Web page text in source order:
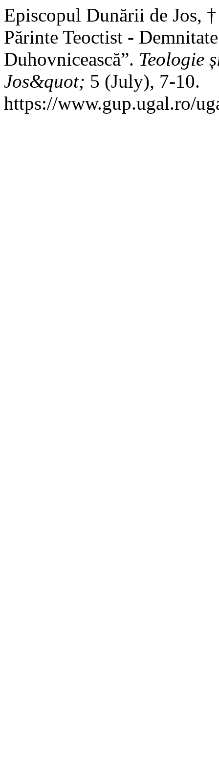
Episcopul Dunării de Jos,
Părinte Teoctist -
Duhovnicească”. Teologie
Jos&quot; 5 (July), 7-10.
https://www.gup.ugal.ro/